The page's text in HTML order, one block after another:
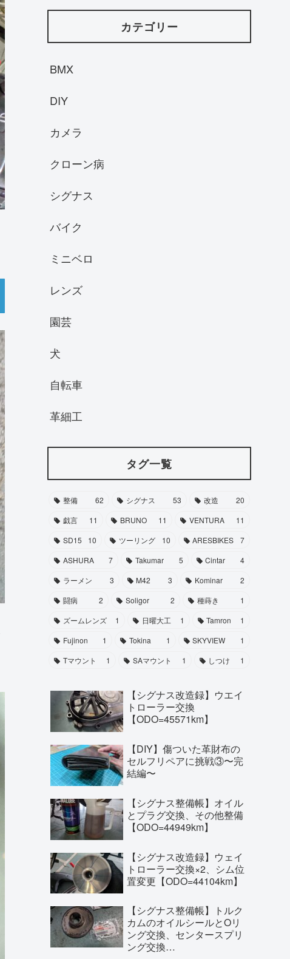
カテゴリー
BMX
DIY
カメラ
クローン病
シグナス
バイク
ミニベロ
レンズ
園芸
犬
自転車
革細工
タグ一覧
整備 62 シグナス 53 改造
20
戯言
11 BRUNO 11 VENTURA
11
SD15
10 ツーリング 10 ARESBIKES
7
ASHURA
7 Takumar 5 Cintar
4
ラーメン
3 M42 3 Kominar
2
闘病
2 Soligor 2 種蒔き
1
ズームレンズ
1 日曜大工 1 Tamron
1
Fujinon
1 Tokina 1 SKYVIEW
1
Tマウント
1 SAマウント 1 しつけ 1
【シグナス改造録】ウエイ
トローラー交換
【ODO=45571km】
【DIY】傷ついた革財布の
セルフリペアに挑戦③〜完
結編〜
【シグナス整備帳】オイル
とプラグ交換、その他整備
【ODO=44949km】
【シグナス改造録】ウェイ
トローラー交換×2、シム位
置変更【ODO=44104km】
【シグナス整備帳】トルク
カムのオイルシールとOリ
ング交換、センタースプリ
ング交換